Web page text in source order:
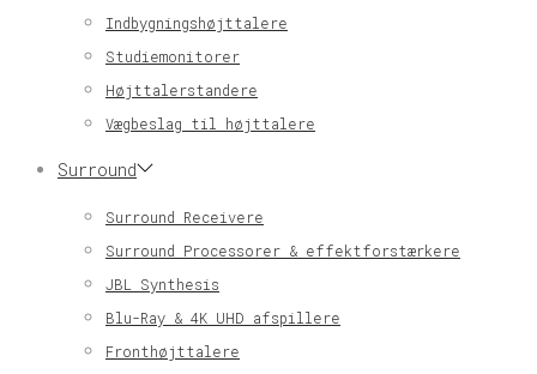
Indbygningshøjttalere
Studiemonitorer
Højttalerstandere
Vægbeslag til højttalere
Surround
Surround Receivere
Surround Processorer & effektforstærkere
JBL Synthesis
Blu-Ray & 4K UHD afspillere
Fronthøjttalere